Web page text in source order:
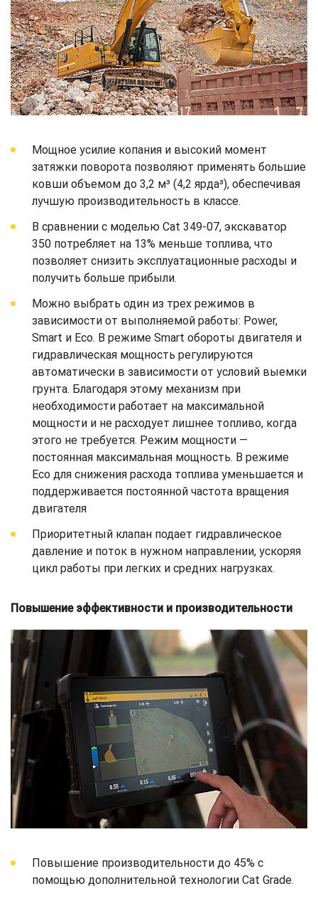
Мощное усилие копания и высокий момент
затяжки поворота позволяют применять большие
ковши объемом до 3,2 м³ (4,2 ярда³), обеспечивая
лучшую производительность в классе.
В сравнении с моделью Cat 349-07, экскаватор
350 потребляет на 13% меньше топлива, что
позволяет снизить эксплуатационные расходы и
получить больше прибыли.
Можно выбрать один из трех режимов в
зависимости от выполняемой работы: Power,
Smart и Eco. В режиме Smart обороты двигателя и
гидравлическая мощность регулируются
автоматически в зависимости от условий выемки
грунта. Благодаря этому механизм при
необходимости работает на максимальной
мощности и не расходует лишнее топливо, когда
этого не требуется. Режим мощности —
постоянная максимальная мощность. В режиме
Eco для снижения расхода топлива уменьшается и
поддерживается постоянной частота вращения
двигателя
Приоритетный клапан подает гидравлическое
давление и поток в нужном направлении, ускоряя
цикл работы при легких и средних нагрузках.
Повышение эффективности и производительности
Повышение производительности до 45% с
помощью дополнительной технологии Cat Grade.